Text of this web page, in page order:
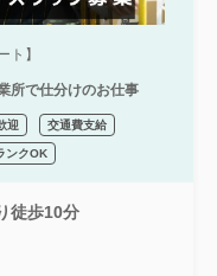
ト】
所で仕分けのお仕事
迎 交通費支給
ンクOK
徒歩10分